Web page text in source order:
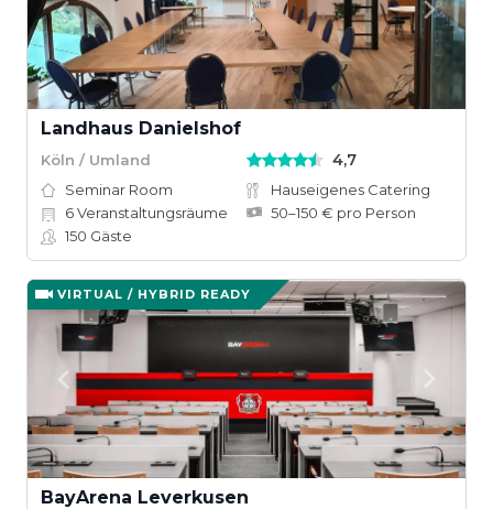
Landhaus Danielshof
Köln / Umland 4,7
Seminar Room
Hauseigenes Catering
6Veranstaltungsräume
50–150 € pro Person
150 Gäste
VIRTUAL / HYBRID READY
BayArena Leverkusen